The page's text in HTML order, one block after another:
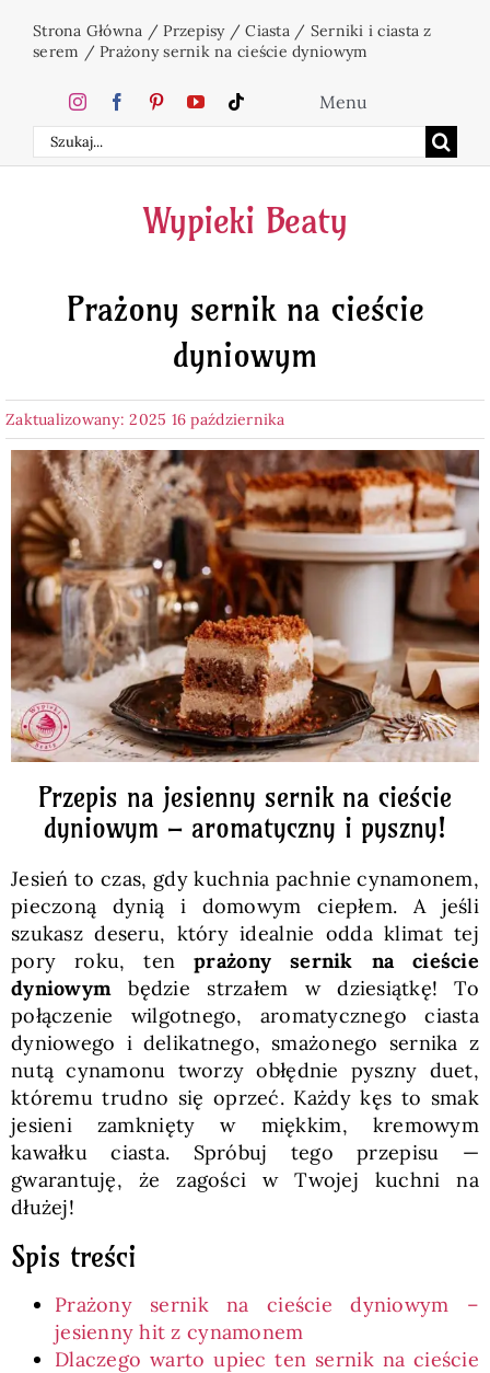
zawartości
Strona Główna /Przepisy/Ciasta/ Serniki i ciasta z
serem /Prażony sernik na cieście dyniowym
Szukaj
Menu
Home
Ciasta
Desery
Napoje
Pieczywo
Przetwory
Posiłki
Zdrowo i fit
Kuchnie świata
SKLEP
Polski
Wypieki Beaty
Prażony sernik na cieście
dyniowym
Zaktualizowany: 2025 16 października
Przepis na jesienny sernik na cieście
dyniowym – aromatyczny i pyszny!
Jesień to czas, gdy kuchnia pachnie cynamonem,
pieczoną dynią i domowym ciepłem. A jeśli
szukasz deseru, który idealnie odda klimat tej
pory roku, tenprażony sernik na cieście
dyniowym będzie strzałem w dziesiątkę! To
połączenie wilgotnego, aromatycznego ciasta
dyniowego i delikatnego, smażonego sernika z
nutą cynamonu tworzy obłędnie pyszny duet,
któremu trudno się oprzeć. Każdy kęs to smak
jesieni zamknięty w miękkim, kremowym
kawałku ciasta. Spróbuj tego przepisu —
gwarantuję, że zagości w Twojej kuchni na
dłużej!
Spis treści
Prażony sernik na cieście dyniowym –
jesienny hit z cynamonem
Dlaczego warto upiec ten sernik na cieście